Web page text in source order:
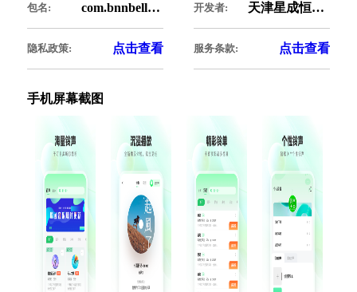
包名: com.bnnbell.show
隐私政策: 点击查看
开发者: 天津星成恒泰科技有限公司
服务条款: 点击查看
手机屏幕截图